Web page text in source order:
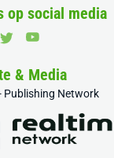
op social media
& Media
Publishing Network